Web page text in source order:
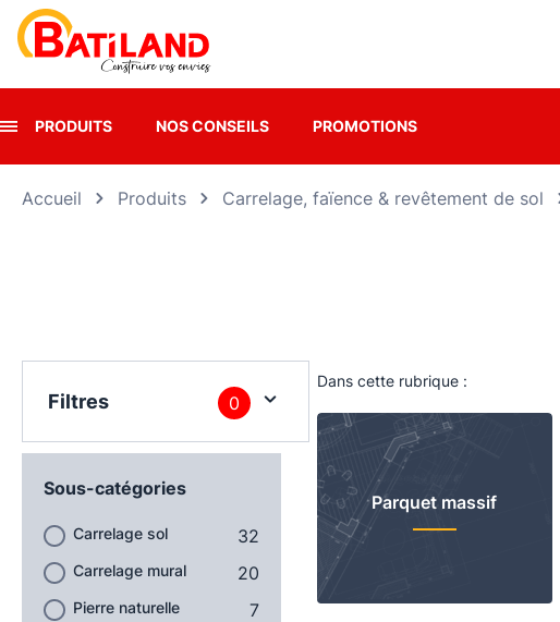
PRODUITS NOS CONSEILS PROMOTIONS
Accueil Produits Carrelage, faïence & revêtement de sol
Filtres 0
Sous-catégories
Carrelage sol 32
Carrelage mural 20
Pierre naturelle 7
Dans cette rubrique :
Parquet massif
Panneau de gestion des cookies